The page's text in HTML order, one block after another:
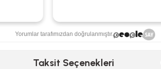
Yorumlar tarafımızdan doğrulanmıştır.
Taksit Seçenekleri